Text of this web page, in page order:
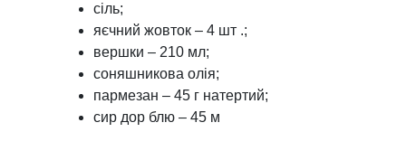
сіль;
яєчний жовток – 4 шт .;
вершки – 210 мл;
соняшникова олія;
пармезан – 45 г натертий;
сир дор блю – 45 м